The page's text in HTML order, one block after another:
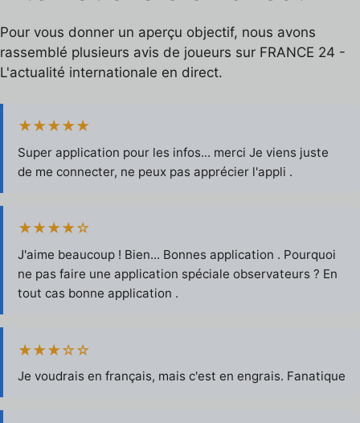
Pour vous donner un aperçu objectif, nous avons
rassemblé plusieurs avis de joueurs sur FRANCE 24 -
L'actualité internationale en direct.
★★★★★
Super application pour les infos... merci Je viens juste
de me connecter, ne peux pas apprécier l'appli .
★★★★☆
J'aime beaucoup ! Bien... Bonnes application . Pourquoi
ne pas faire une application spéciale observateurs ? En
tout cas bonne application .
★★★☆☆
Je voudrais en français, mais c'est en engrais. Fanatique